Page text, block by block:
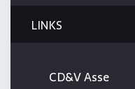
LINKS
CD&V Asse